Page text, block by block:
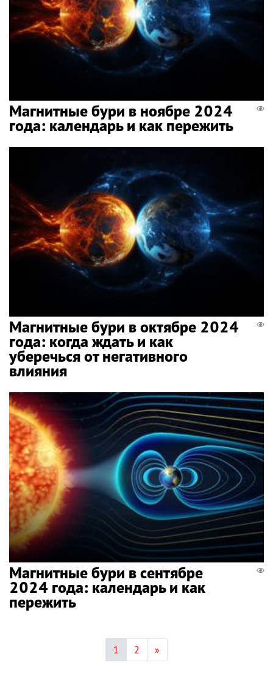
Магнитные бури в ноябре 2024
года: календарь и как пережить
Магнитные бури в октябре 2024
года: когда ждать и как
уберечься от негативного
влияния
Магнитные бури в сентябре
2024 года: календарь и как
пережить
1 2 »